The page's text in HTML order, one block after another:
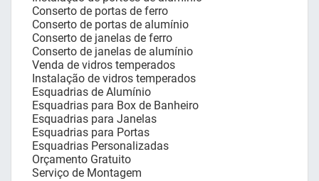
Conserto de portas de ferro
Conserto de portas de alumínio
Conserto de janelas de ferro
Conserto de janelas de alumínio
Venda de vidros temperados
Instalação de vidros temperados
Esquadrias de Alumínio
Esquadrias para Box de Banheiro
Esquadrias para Janelas
Esquadrias para Portas
Esquadrias Personalizadas
Orçamento Gratuito
Serviço de Montagem